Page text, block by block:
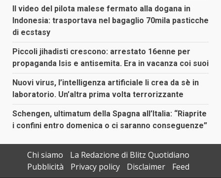
Il video del pilota malese fermato alla dogana in
Indonesia: trasportava nel bagaglio 70mila pasticche
di ecstasy
Piccoli jihadisti crescono: arrestato 16enne per
propaganda Isis e antisemita. Era in vacanza coi suoi
Nuovi virus, l’intelligenza artificiale li crea da sè in
laboratorio. Un’altra prima volta terrorizzante
Schengen, ultimatum della Spagna all’Italia: “Riaprite
i confini entro domenica o ci saranno conseguenze”
Chi siamo
La Redazione di Blitz Quotidiano
Pubblicità
Privacy policy Disclaimer Feed